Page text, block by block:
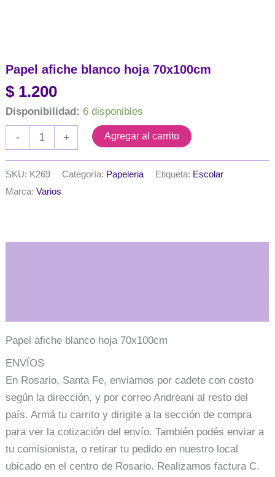
Papel afiche blanco hoja 70x100cm
$ 1.200
Disponibilidad: 6 disponibles
-
70x100cm
cantidad
+ Agregar al carrito
SKU: K269 Categoría: Papeleria Etiqueta: Escolar
Marca:Varios
Papel afiche blanco hoja 70x100cm
ENVÍOS
En Rosario, Santa Fe, enviamos por cadete con costo
según la dirección, y por correo Andreani al resto del
país. Armá tu carrito y dirigite a la sección de compra
para ver la cotización del envío. También podés enviar a
tu comisionista, o retirar tu pedido en nuestro local
ubicado en el centro de Rosario. Realizamos factura C.